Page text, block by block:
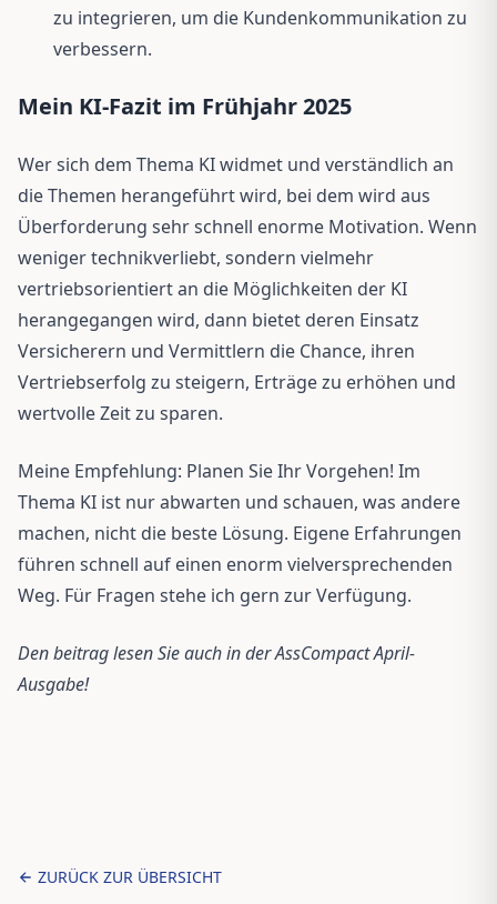
zu integrieren, um die Kundenkommunikation zu
verbessern.
Mein KI-Fazit im Frühjahr 2025
Wer sich dem Thema KI widmet und verständlich an
die Themen herangeführt wird, bei dem wird aus
Überforderung sehr schnell enorme Motivation. Wenn
weniger technikverliebt, sondern vielmehr
vertriebsorientiert an die Möglichkeiten der KI
herangegangen wird, dann bietet deren Einsatz
Versicherern und Vermittlern die Chance, ihren
Vertriebserfolg zu steigern, Erträge zu erhöhen und
wertvolle Zeit zu sparen.
Meine Empfehlung: Planen Sie Ihr Vorgehen! Im
Thema KI ist nur abwarten und schauen, was andere
machen, nicht die beste Lösung. Eigene Erfahrungen
führen schnell auf einen enorm vielversprechenden
Weg. Für Fragen stehe ich gern zur Verfügung.
Den beitrag lesen Sie auch in der AssCompact April-
Ausgabe!
ZURÜCK ZUR ÜBERSICHT